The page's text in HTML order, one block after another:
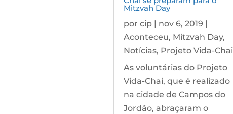
Mitzvah Day
por cip nov 6, 2019
Aconteceu, Mitzvah Day,
Notícias, Projeto Vida-Chai
As voluntárias do Projeto
Vida-Chai, que é realizado
na cidade de Campos do
Jordão, abraçaram o